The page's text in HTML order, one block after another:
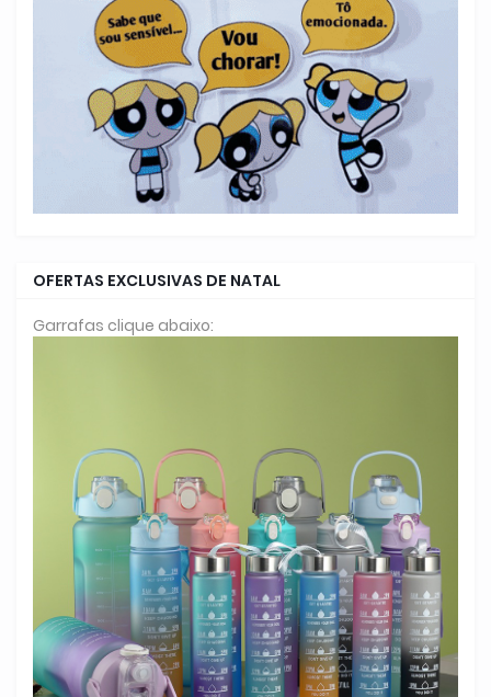
OFERTAS EXCLUSIVAS DE NATAL
Garrafas clique abaixo: